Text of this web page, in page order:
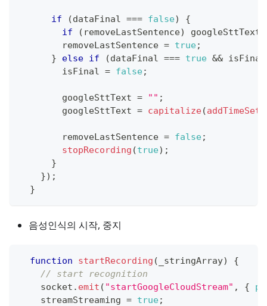
if (dataFinal === false)
{
if
( removeLastSentence) googleSttText
        removeLastSentence
= true;
}
else if (dataFinal === true && isFinal
        isFinal
= false;
        googleSttText
= "" ;
        googleSttText
= capitalize(
        removeLastSentence
= false;
stopRecording (true) ;
}
}) ;
}
음성인식의 시작, 중지
function startRecording ( _stringArray)
{
// start recognition
    socket
. emit ( "startGoogleCloudStream" , {
    streamStreaming
= true;